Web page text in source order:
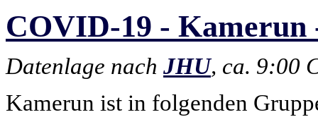
COVID-19 - Kamerun
Datenlage nach JHU, ca. 9:00
Kamerun ist in folgenden